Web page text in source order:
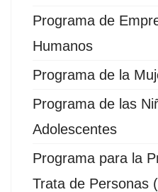
Programa de
Humanos
Programa de la
Programa de las
Adolescentes
Programa para la
Trata de Personas